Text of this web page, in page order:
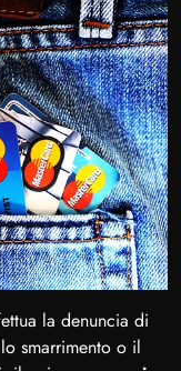
la denuncia di
smarrimento o il